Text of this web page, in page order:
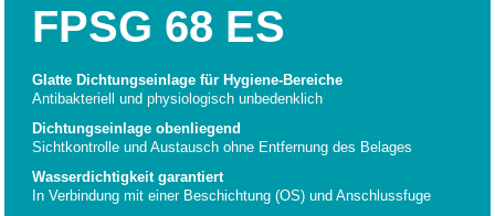
FPSG 68 ES
Glatte Dichtungseinlage für Hygiene-Bereiche
Antibakteriell und physiologisch unbedenklich
Dichtungseinlage obenliegend
Sichtkontrolle und Austausch ohne Entfernung des Belages
Wasserdichtigkeit garantiert
In Verbindung mit einer Beschichtung (OS) und Anschlussfuge